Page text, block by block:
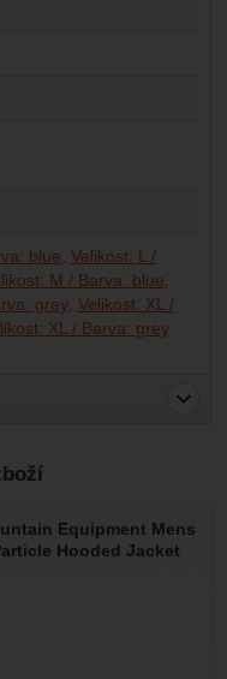
blue Velikost: L /
M / Barva: blue
grey Velikost: XL /
XL / Barva: grey
recenze.Equipment Mens
Hooded Jacket